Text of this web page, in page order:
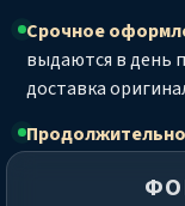
Срочное
выдаются в день
доставка